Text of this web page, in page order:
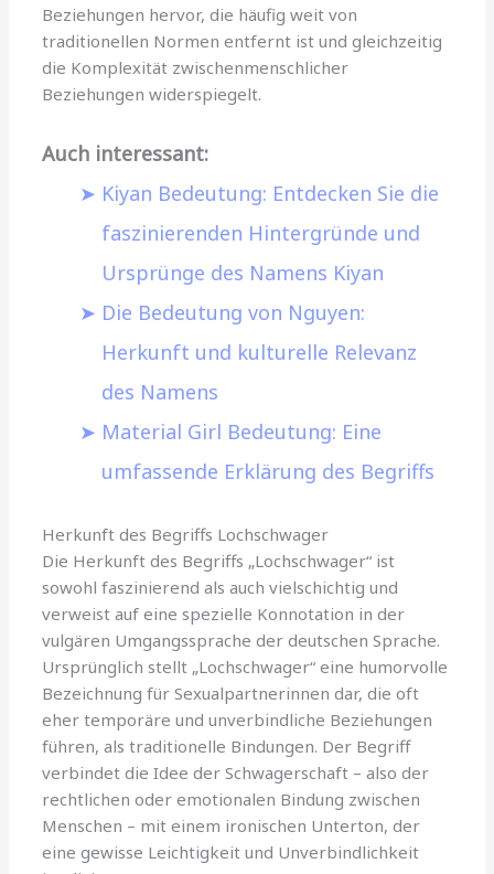
Beziehungen hervor, die häufig weit von
traditionellen Normen entfernt ist und gleichzeitig
die Komplexität zwischenmenschlicher
Beziehungen widerspiegelt.
Auch interessant:
Kiyan Bedeutung: Entdecken Sie die
faszinierenden Hintergründe und
Ursprünge des Namens Kiyan
Die Bedeutung von Nguyen:
Herkunft und kulturelle Relevanz
des Namens
Material Girl Bedeutung: Eine
umfassende Erklärung des Begriffs
Herkunft des Begriffs Lochschwager
Die Herkunft des Begriffs „Lochschwager“ ist
sowohl faszinierend als auch vielschichtig und
verweist auf eine spezielle Konnotation in der
vulgären Umgangssprache der deutschen Sprache.
Ursprünglich stellt „Lochschwager“ eine humorvolle
Bezeichnung für Sexualpartnerinnen dar, die oft
eher temporäre und unverbindliche Beziehungen
führen, als traditionelle Bindungen. Der Begriff
verbindet die Idee der Schwagerschaft – also der
rechtlichen oder emotionalen Bindung zwischen
Menschen – mit einem ironischen Unterton, der
eine gewisse Leichtigkeit und Unverbindlichkeit